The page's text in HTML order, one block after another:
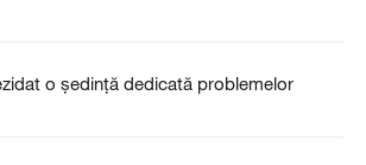
o ședință dedicată problemelor